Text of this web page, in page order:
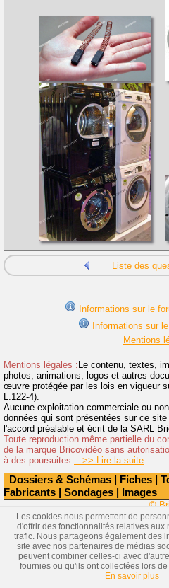
Dossiers & Schémas | Fiches |
Fabricants | Sondages | Images
Liste des
Informations sur le
Informations sur
Mentions
Mentions légales :Le contenu, textes,
photos, animations, logos et autres
œuvre protégée par les lois en vigueur
L.122-4).
Aucune exploitation commerciale ou
données qui sont présentées sur ce
l'accord préalable et écrit de la SARL
Toute reproduction même partielle du
de la marque Bricovidéo sans
à des poursuites.
>> Lire la suite
©
Les cookies nous permettent de
d'offrir des fonctionnalités relatives aux
trafic. Nous partageons également des
site avec nos partenaires de médias
peuvent combiner celles-ci avec
fournies ou qu'ils ont collectées lors
En savoir plus